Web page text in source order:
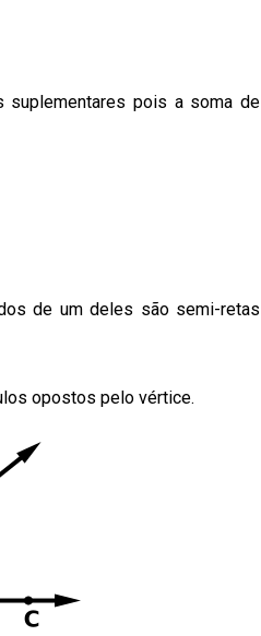
suplementares pois a soma de
de um deles são semi-retas
opostos pelo vértice.